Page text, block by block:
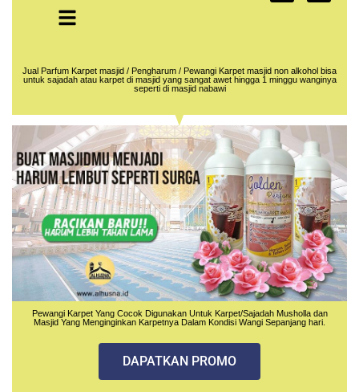
Jual Parfum Karpet masjid / Pengharum / Pewangi Karpet masjid non alkohol bisa
untuk sajadah atau karpet di masjid yang sangat awet hingga 1 minggu wanginya
seperti di masjid nabawi
Pewangi Karpet Yang Cocok Digunakan Untuk Karpet/Sajadah Musholla dan
Masjid Yang Menginginkan Karpetnya Dalam Kondisi Wangi Sepanjang hari.
DAPATKAN PROMO